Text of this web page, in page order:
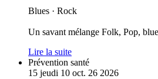
Guitare
Gaëlle
Buswel
Blues · Rock
Un savant mélange Folk, Pop,
Lire la suite
En
savoir
Prévention santé
15 jeudi 10 oct. 26 2026